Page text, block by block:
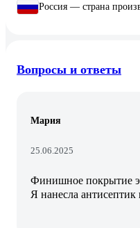
Россия — страна
Вопросы и ответы
Мария
25.06.2025
Финишное покрытие
Я нанесла